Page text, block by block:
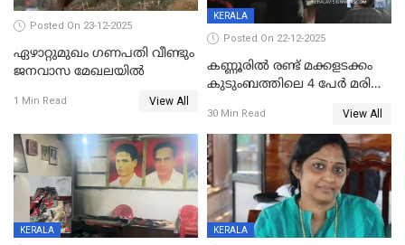
Posted On 23-12-2025
ഏഴാറ്റുമുഖം ഗണപതി വീണ്ടും
ജനവാസ മേഖലയിൽ
1 Min Read View All
KERALA
Posted On 22-12-2025
കണ്ണൂരിൽ രണ്ട് മക്കളടക്കം
കുടുംബത്തിലെ 4 പേർ മരിച്ച
30 Min Read View All
KERALA KERALA